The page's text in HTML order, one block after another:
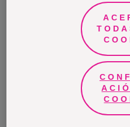
propósito es romper barreras por
consumidores, pacientes,
general. Vendemos en
principales marcas globales
como Actimove, Cutimed,
Lotus, Modibodi, Nosotras, Saba,
2024, Essity tuvo ventas de
euros y empleó a 36,000
ubicada en Estocolmo, Suecia, y
Más información en